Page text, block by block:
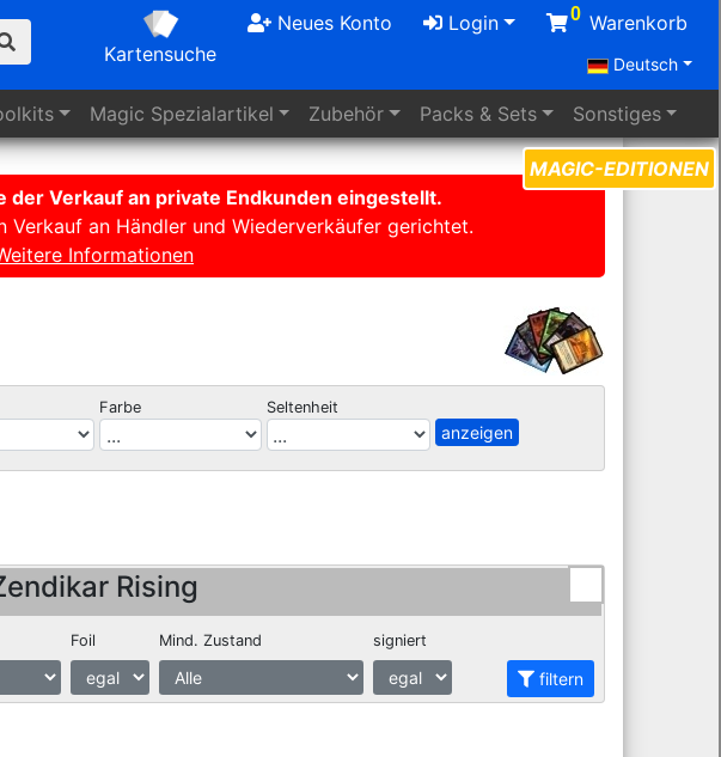
Kartensuche
Neues Konto Login 0 Warenkorb
Deutsch
Magic Spezialartikel Zubehör Packs & Sets Sonstiges
MAGIC-EDITIONEN
der Verkauf an private Endkunden eingestellt.
an Händler und Wiederverkäufer gerichtet.
Informationen
Farbe Seltenheit
Rising
Foil Mind. Zustand signiert
filtern